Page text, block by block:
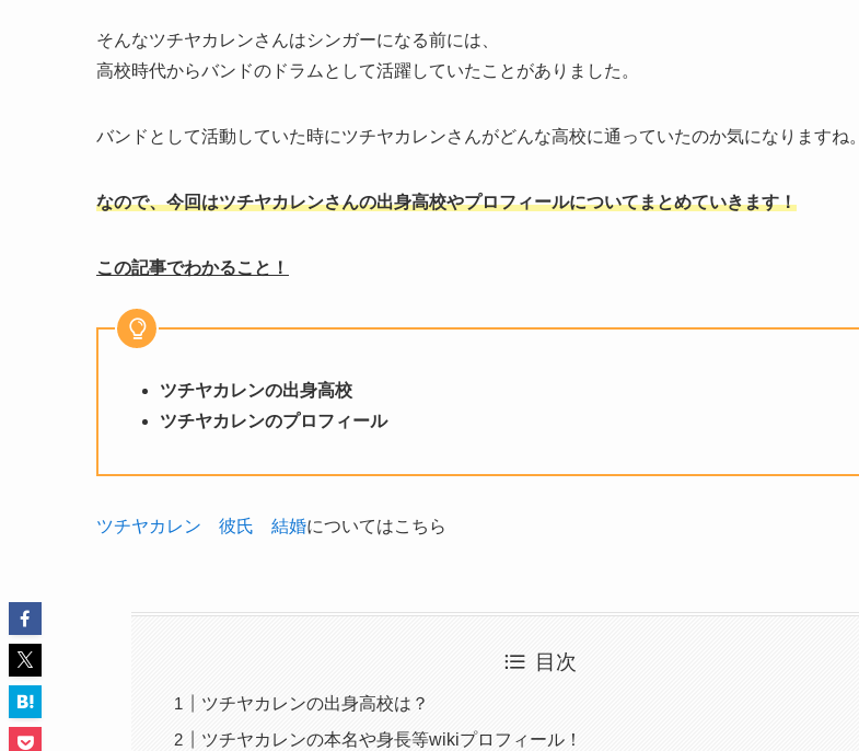
そんなツチヤカレンさんはシンガーになる前には、
高校時代からバンドのドラムとして活躍していたことがありました。
バンドとして活動していた時にツチヤカレンさんがどんな高校に通っていたのか気になりますね。
なので、今回はツチヤカレンさんの出身高校やプロフィールについてまとめていきます！
この記事でわかること！
ツチヤカレンの出身高校
ツチヤカレンのプロフィール
ツチヤカレン 彼氏 結婚についてはこちら
目次
ツチヤカレンの出身高校は？
ツチヤカレンの本名や身長等wikiプロフィール！